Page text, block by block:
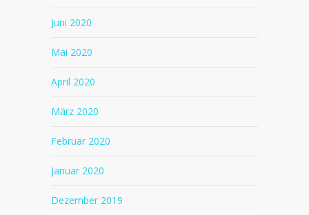
Juni 2020
Mai 2020
April 2020
März 2020
Februar 2020
Januar 2020
Dezember 2019